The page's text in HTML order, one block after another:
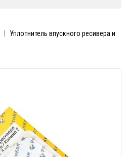
Уплотнитель впускного ресивера и